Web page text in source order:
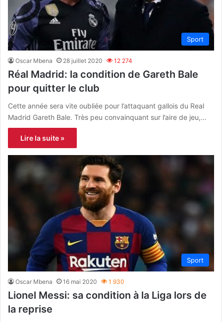
Sport
Oscar Mbena 28 juillet 2020 12 274
Réal Madrid: la condition de Gareth Bale
pour quitter le club
Cette année sera vite oubliée pour l’attaquant gallois du Real
Madrid Gareth Bale. Très peu convainquant sur l’aire de jeu,…
Lire la suite »
Sport
Oscar Mbena 16 mai 2020 1 930
Lionel Messi: sa condition à la Liga lors de
la reprise